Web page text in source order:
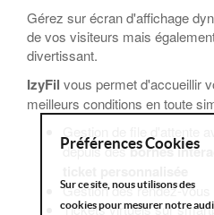
Gérez sur écran d'affichage
de vos visiteurs mais
divertissant.
IzyFil vous permet d'accueillir
meilleurs conditions en toute
depuis desbornes
Gestion des rendez-
Tickets virtuels sur
Préférences Cookies
Sur ce site, nous utilisons des
cookies pour mesurer notre